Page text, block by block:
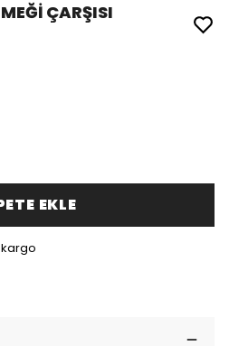
ÇARŞISI
EKLE
kargo